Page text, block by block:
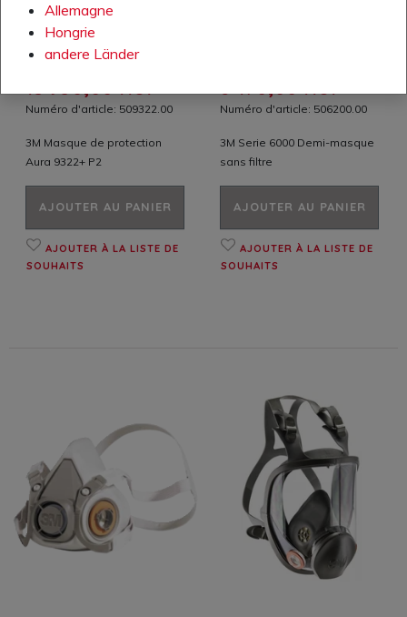
Numéro d'article: 509322.00
3M Masque de protection
Aura 9322+ P2
AJOUTER AU PANIER
AJOUTER À LA LISTE DE
SOUHAITS
Numéro d'article: 506200.00
3M Serie 6000 Demi-masque
sans filtre
AJOUTER AU PANIER
AJOUTER À LA LISTE DE
SOUHAITS
Allemagne
Hongrie
andere Länder